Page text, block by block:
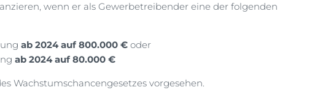
wenn er als Gewerbetreibender eine der folgenden
ab 2024 auf 800.000 € oder
ab 2024 auf 80.000 €
Wachstumschancengesetzes vorgesehen.